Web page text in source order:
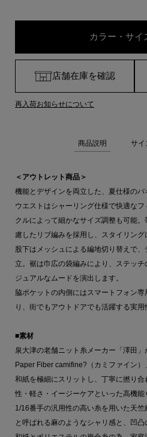
カラー・サイ
店舗在庫を確認
再入荷お知らせについて
商品説明 サイ
＜アウトレット商品＞
機能とデザインを両立した、夏仕様のバ
ウエストはシャーリング仕様で快適な
クルによって細かなサイズ調整も可能
慮したリブ編みを採用し、スタイリング
股下はメッシュによる編地切り替えで
立。裾は巾広の袋編みにより、ステッ
ジュアルなムードを演出します。
脇ポケットの内側にはスマートフォン
り、街でもアウトドアでも活躍する実用
■素材
泉大津の老舗ニット糸メーカー「澤田
Paper Fiber camifine?（カミファイン）
和紙を極細にスリットし、丁寧に撚り
性・軽さ・イージーケアといった高機能
1/16番手の汎用性の高い糸を用いた天竺
と呼ばれる麻のようなシャリ感と、凹凸